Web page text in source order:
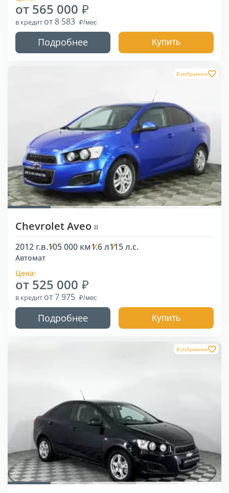
от 565 000
в кредит от 8 583
Подробнее Купить
В избранное
Chevrolet Aveo II
2012 г.в.105 000 км1.6 л115 л.с.
Автомат
Цена:
от 525 000
в кредит от 7 975
Подробнее Купить
В избранное